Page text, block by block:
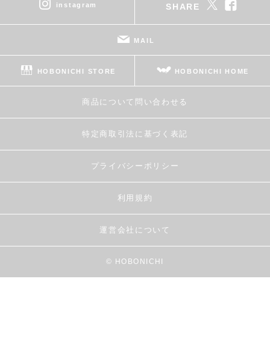
instagram SHARE
MAIL
HOBONICHI STORE HOBONICHI HOME
商品について問い合わせる
特定商取引法に基づく表記
プライバシーポリシー
利用規約
運営会社について
© HOBONICHI